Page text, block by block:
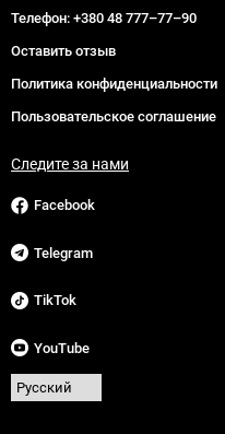
Телефон: +380 48 777–77–90
Оставить отзыв
Политика конфиденциальности
Пользовательское соглашение
Следите за нами
Facebook
Telegram
TikTok
YouTube